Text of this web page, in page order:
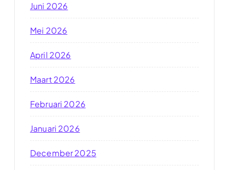
Juni 2026
Mei 2026
April 2026
Maart 2026
Februari 2026
Januari 2026
December 2025